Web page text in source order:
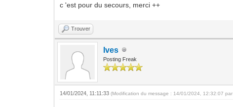
c 'est pour du secours, merci ++
Trouver
Ives
Posting Freak
14/01/2024, 11:11:33(Modification du message : 14/01/2024, 12:32:07 par